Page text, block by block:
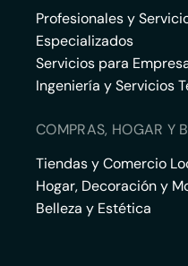
Profesionales y
Especializados
Servicios para
Ingeniería y Servicios
COMPRAS, HOGAR Y
Tiendas y Comercio
Hogar, Decoración y
Belleza y Estética